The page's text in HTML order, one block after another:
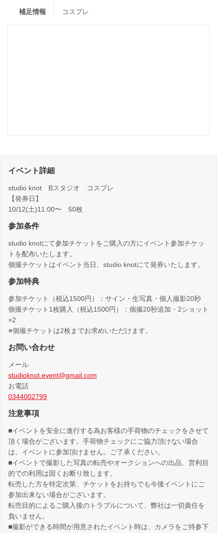
補足情報 コスプレ
イベント詳細
studio knot Bスタジオ コスプレ
【発券日】
10/12(土)11:00〜 50枚
参加条件
studio knotにて参加チケットをご購入の方にイベント参加チケッ
トを配布いたします。
個撮チケットはイベント当日、studio knotにて発券いたします。
参加特典
参加チケット（税込1500円）：サイン・生写真・個人撮影20秒
個撮チケット1枚購入（税込1500円）：個撮20秒追加・2ショット
×2
※個撮チケットは2枚までお求めいただけます。
お問い合わせ
メール
studioknot.event@gmail.com
お電話
0344002799
注意事項
■イベントを安全に進行する為お客様の手荷物のチェックをさせて
頂く場合がございます。手荷物チェックにご協力頂けない場合
は、イベントに参加頂けません。ご了承ください。
■イベントで撮影した写真の転売やオークションへの出品、営利目
的での利用は固くお断り致します。
転売した方を特定次第、チケットをお持ちでも今後イベントにご
参加出来ない場合がございます。
転売目的によるご購入後のトラブルについて、弊社は一切責任を
負いません。
■撮影ができる時間が用意されたイベント時は、カメラをご持参下